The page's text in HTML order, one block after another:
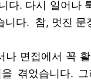
다. 다시 일어나
니다. 참, 멋진 문
나 면접에서 꼭
겪었습니다. 그